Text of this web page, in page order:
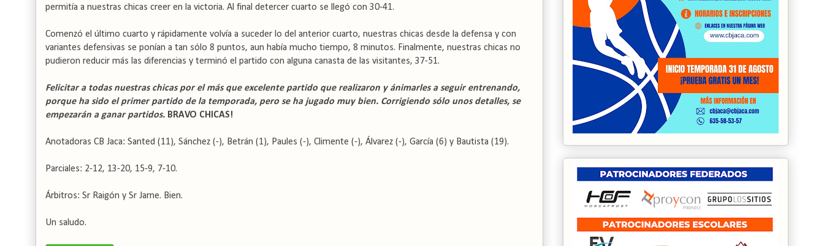
permitía a nuestras chicas creer en la victoria. Al final detercer cuarto se llegó con 30-41.
Comenzó el último cuarto y rápidamente volvía a suceder lo del anterior cuarto, nuestras chicas desde la defensa y con
variantes defensivas se ponían a tan sólo 8 puntos, aun había mucho tiempo, 8 minutos. Finalmente, nuestras chicas no
pudieron reducir más las diferencias y terminó el partido con alguna canasta de las visitantes, 37-51.
Felicitar a todas nuestras chicas por el más que excelente partido que realizaron y ánimarles a seguir entrenando,
porque ha sido el primer partido de la temporada, pero se ha jugado muy bien. Corrigiendo sólo unos detalles, se
empezarán a ganar partidos. BRAVO CHICAS!
Anotadoras CB Jaca: Santed (11), Sánchez (-), Betrán (1), Paules (-), Climente (-), Álvarez (-), García (6) y Bautista (19).
Parciales: 2-12, 13-20, 15-9, 7-10.
Árbitros: Sr Raigón y Sr Jarne. Bien.
Un saludo.